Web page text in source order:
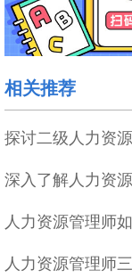
相关推荐
探讨二级人力资
人力资源管理师